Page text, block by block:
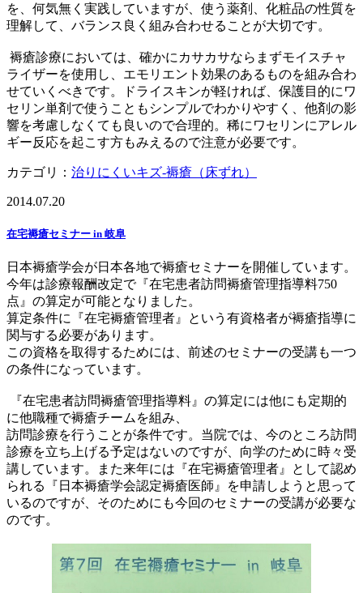
を、何気無く実践していますが、使う薬剤、化粧品の性質を
理解して、バランス良く組み合わせることが大切です。
褥瘡診療においては、確かにカサカサならまずモイスチャ
ライザーを使用し、エモリエント効果のあるものを組み合わ
せていくべきです。ドライスキンが軽ければ、保護目的にワ
セリン単剤で使うこともシンプルでわかりやすく、他剤の影
響を考慮しなくても良いので合理的。稀にワセリンにアレル
ギー反応を起こす方もみえるので注意が必要です。
カテゴリ： 治りにくいキズ-褥瘡（床ずれ）
2014.07.20
在宅褥瘡セミナー in 岐阜
日本褥瘡学会が日本各地で褥瘡セミナーを開催しています。
今年は診療報酬改定で『在宅患者訪問褥瘡管理指導料750
点』の算定が可能となりました。
算定条件に『在宅褥瘡管理者』という有資格者が褥瘡指導に
関与する必要があります。
この資格を取得するためには、前述のセミナーの受講も一つ
の条件になっています。
『在宅患者訪問褥瘡管理指導料』の算定には他にも定期的
に他職種で褥瘡チームを組み、
訪問診療を行うことが条件です。当院では、今のところ訪問
診療を立ち上げる予定はないのですが、向学のために時々受
講しています。また来年には『在宅褥瘡管理者』として認め
られる『日本褥瘡学会認定褥瘡医師』を申請しようと思って
いるのですが、そのためにも今回のセミナーの受講が必要な
のです。